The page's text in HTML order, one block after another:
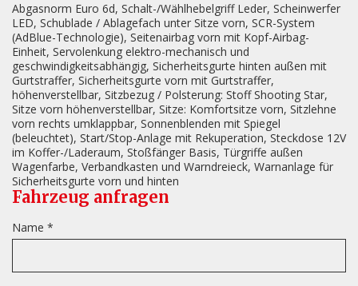
Abgasnorm Euro 6d, Schalt-/Wählhebelgriff Leder, Scheinwerfer
LED, Schublade / Ablagefach unter Sitze vorn, SCR-System
(AdBlue-Technologie), Seitenairbag vorn mit Kopf-Airbag-
Einheit, Servolenkung elektro-mechanisch und
geschwindigkeitsabhängig, Sicherheitsgurte hinten außen mit
Gurtstraffer, Sicherheitsgurte vorn mit Gurtstraffer,
höhenverstellbar, Sitzbezug / Polsterung: Stoff Shooting Star,
Sitze vorn höhenverstellbar, Sitze: Komfortsitze vorn, Sitzlehne
vorn rechts umklappbar, Sonnenblenden mit Spiegel
(beleuchtet), Start/Stop-Anlage mit Rekuperation, Steckdose 12V
im Koffer-/Laderaum, Stoßfänger Basis, Türgriffe außen
Wagenfarbe, Verbandkasten und Warndreieck, Warnanlage für
Sicherheitsgurte vorn und hinten
Fahrzeug anfragen
Name *